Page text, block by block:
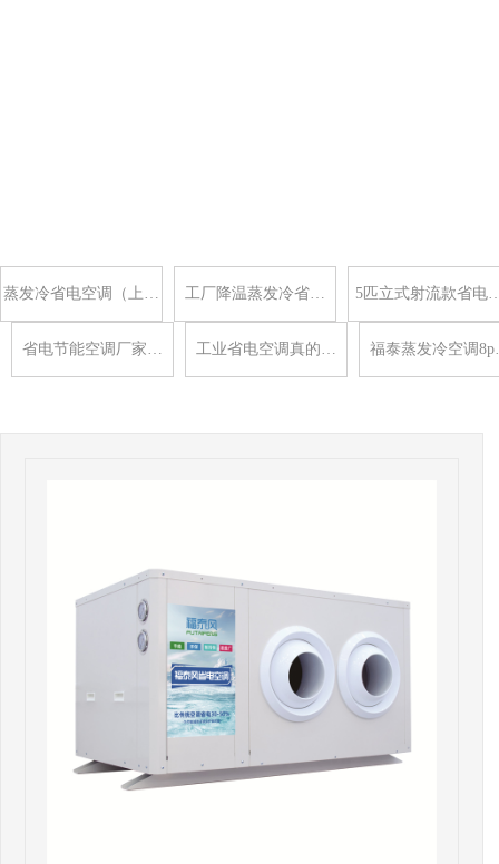
蒸发冷省电空调（上… 工厂降温蒸发冷省… 5匹立式射流款省电
省电节能空调厂家… 工业省电空调真的… 福泰蒸发冷空调